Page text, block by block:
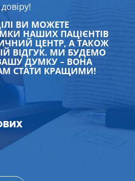
ВИ МОЖЕТЕ
НАШИХ ПАЦІЄНТІВ
ЦЕНТР, А ТАКОЖ
ВІДГУК. МИ БУДЕМО
ДУМКУ – ВОНА
СТАТИ КРАЩИМИ!